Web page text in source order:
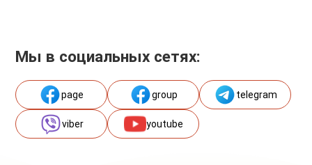
Мы в социальных сетях:
page group telegram
viber youtube